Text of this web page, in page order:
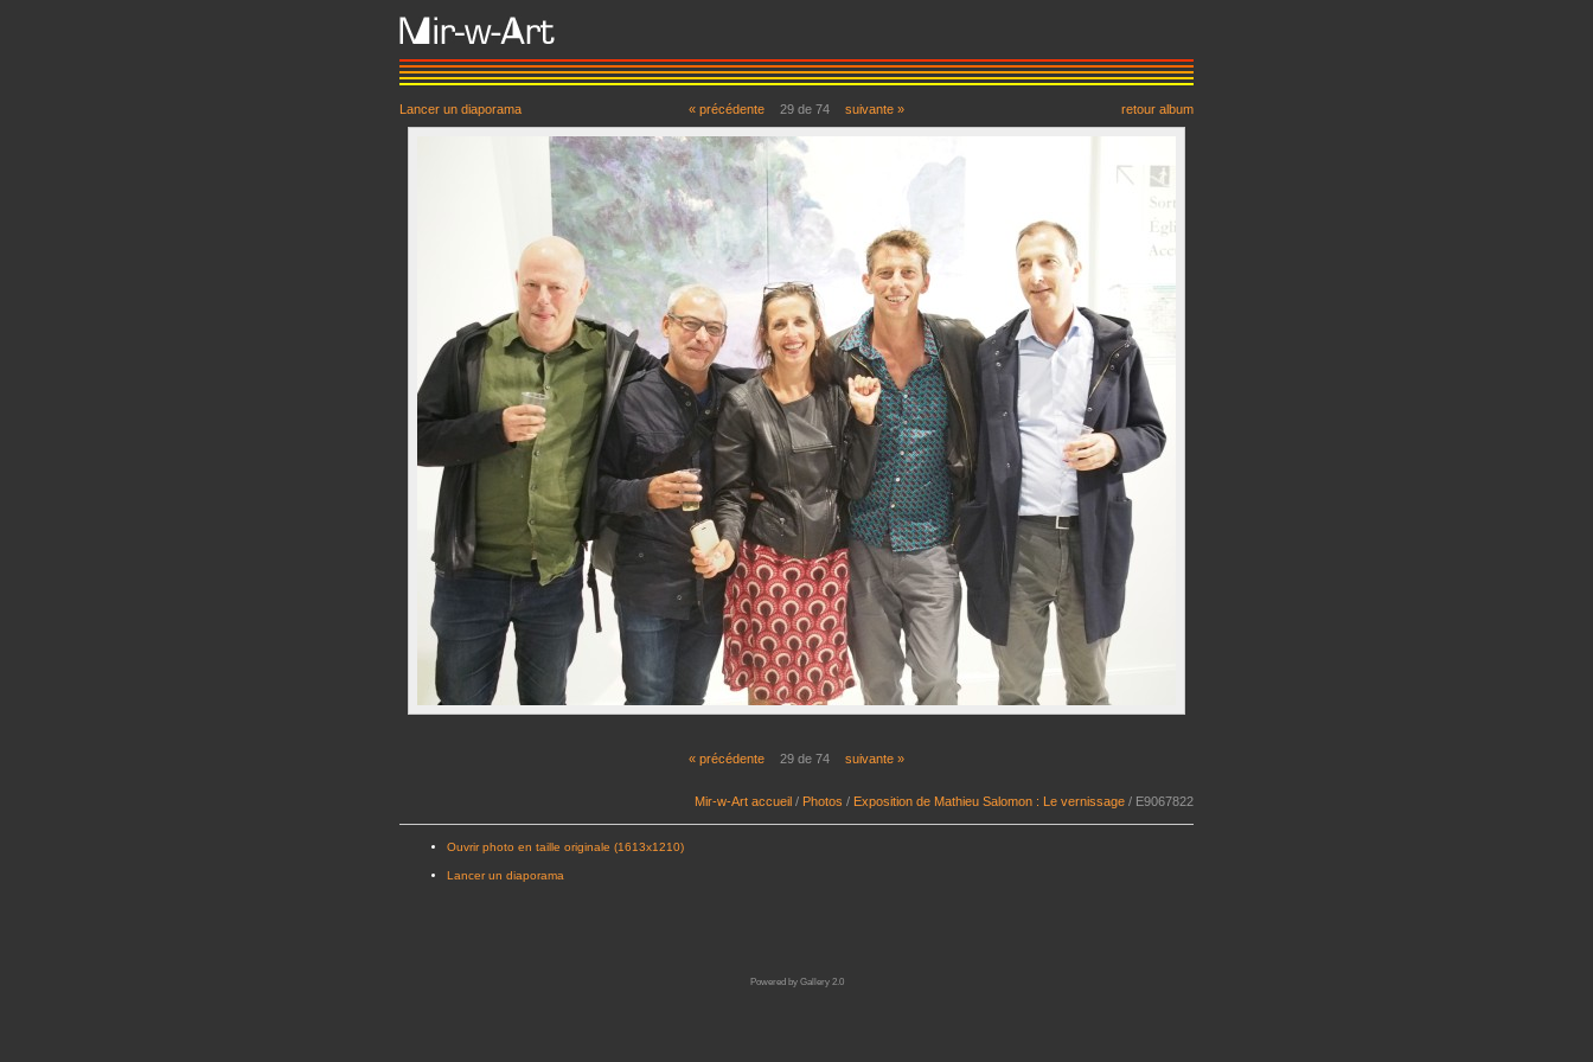
Lancer un diaporama « précédente 29 de 74 suivante » retour album
« précédente 29 de 74 suivante »
Mir-w-Art accueil / Photos / Exposition de Mathieu Salomon : Le vernissage / E9067822
Ouvrir photo en taille originale (1613x1210)
Lancer un diaporama
Powered by Gallery 2.0